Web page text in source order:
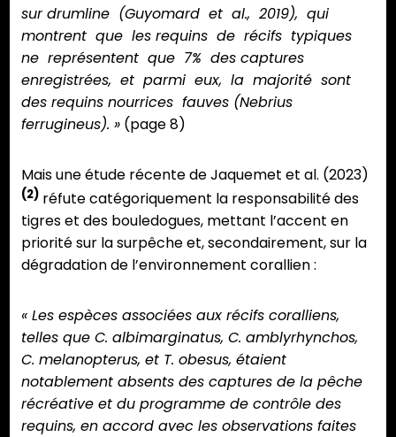
sur drumline (Guyomard et al., 2019), qui
montrent que les requins de récifs typiques
ne représentent que 7% des captures
enregistrées, et parmi eux, la majorité sont
des requins nourrices fauves (Nebrius
ferrugineus). » (page 8)
Mais une étude récente de Jaquemet et al. (2023)
(2) réfute catégoriquement la responsabilité des
tigres et des bouledogues, mettant l’accent en
priorité sur la surpêche et, secondairement, sur la
dégradation de l’environnement corallien :
« Les espèces associées aux récifs coralliens,
telles que C. albimarginatus, C. amblyrhynchos,
C. melanopterus, et T. obesus, étaient
notablement absents des captures de la pêche
récréative et du programme de contrôle des
requins, en accord avec les observations faites